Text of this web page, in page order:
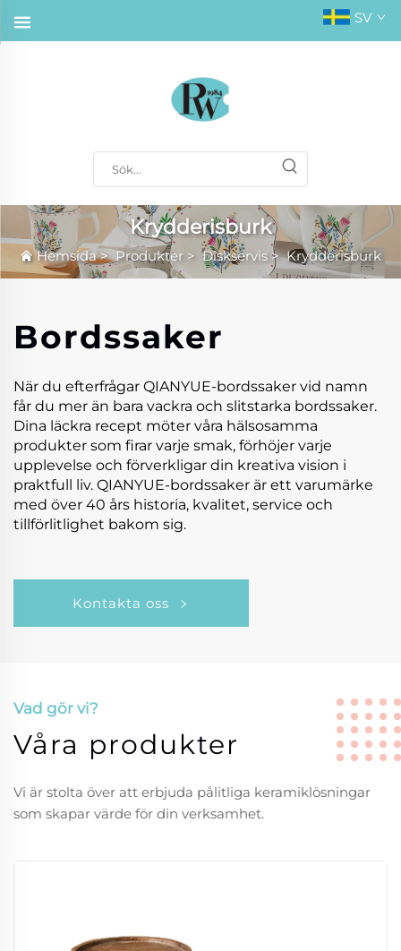
SV
Krydderisburk
Hemsida>Produkter >Diskservis >Krydderisburk
Bordssaker
När du efterfrågar QIANYUE-bordssaker vid namn
får du mer än bara vackra och slitstarka bordssaker.
Dina läckra recept möter våra hälsosamma
produkter som firar varje smak, förhöjer varje
upplevelse och förverkligar din kreativa vision i
praktfull liv. QIANYUE-bordssaker är ett varumärke
med över 40 års historia, kvalitet, service och
tillförlitlighet bakom sig.
Kontakta oss
Vad gör vi?
Våra produkter
Vi är stolta över att erbjuda pålitliga keramiklösningar
som skapar värde för din verksamhet.